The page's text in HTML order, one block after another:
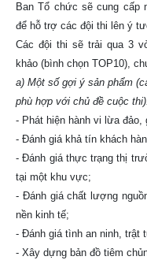
Ban Tổ chức sẽ cung cấp
để hỗ trợ các đội thi lên ý
Các đội thi sẽ trải qua 3
khảo (bình chọn TOP10),
a) Một số gợi ý sản phẩm
phù hợp với chủ đề cuộc
- Phát hiện hành vi lừa đảo,
- Đánh giá khả tín khách
- Đánh giá thực trạng thị
tại một khu vực;
- Đánh giá chất lượng
nền kinh tế;
- Đánh giá tình an ninh, trật
- Xây dựng bản đồ tiêm